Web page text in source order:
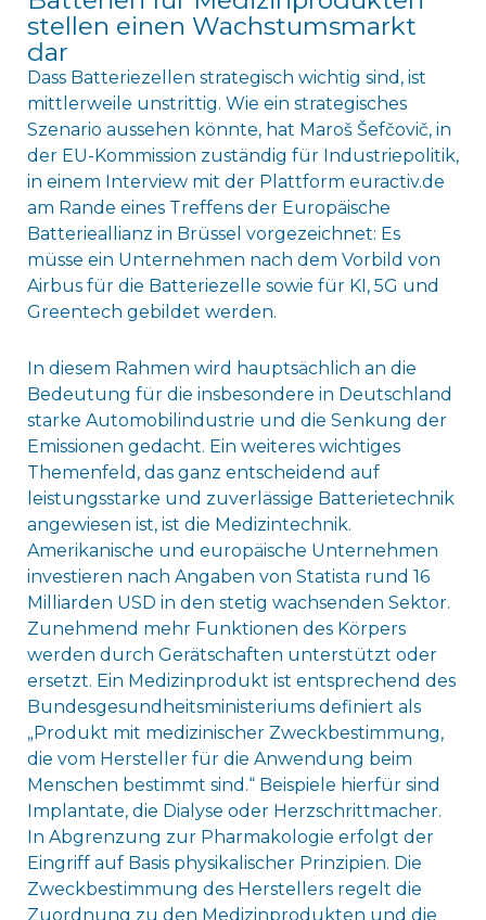
stellen einen Wachstumsmarkt
dar
Dass Batteriezellen strategisch wichtig sind, ist
mittlerweile unstrittig. Wie ein strategisches
Szenario aussehen könnte, hat Maroš Šefčovič, in
der EU-Kommission zuständig für Industriepolitik,
in einem Interview mit der Plattform euractiv.de
am Rande eines Treffens der Europäische
Batterieallianz in Brüssel vorgezeichnet: Es
müsse ein Unternehmen nach dem Vorbild von
Airbus für die Batteriezelle sowie für KI, 5G und
Greentech gebildet werden.
In diesem Rahmen wird hauptsächlich an die
Bedeutung für die insbesondere in Deutschland
starke Automobilindustrie und die Senkung der
Emissionen gedacht. Ein weiteres wichtiges
Themenfeld, das ganz entscheidend auf
leistungsstarke und zuverlässige Batterietechnik
angewiesen ist, ist die Medizintechnik.
Amerikanische und europäische Unternehmen
investieren nach Angaben von Statista rund 16
Milliarden USD in den stetig wachsenden Sektor.
Zunehmend mehr Funktionen des Körpers
werden durch Gerätschaften unterstützt oder
ersetzt. Ein Medizinprodukt ist entsprechend des
Bundesgesundheitsministeriums definiert als
„Produkt mit medizinischer Zweckbestimmung,
die vom Hersteller für die Anwendung beim
Menschen bestimmt sind.“ Beispiele hierfür sind
Implantate, die Dialyse oder Herzschrittmacher.
In Abgrenzung zur Pharmakologie erfolgt der
Eingriff auf Basis physikalischer Prinzipien. Die
Zweckbestimmung des Herstellers regelt die
Zuordnung zu den Medizinprodukten und die